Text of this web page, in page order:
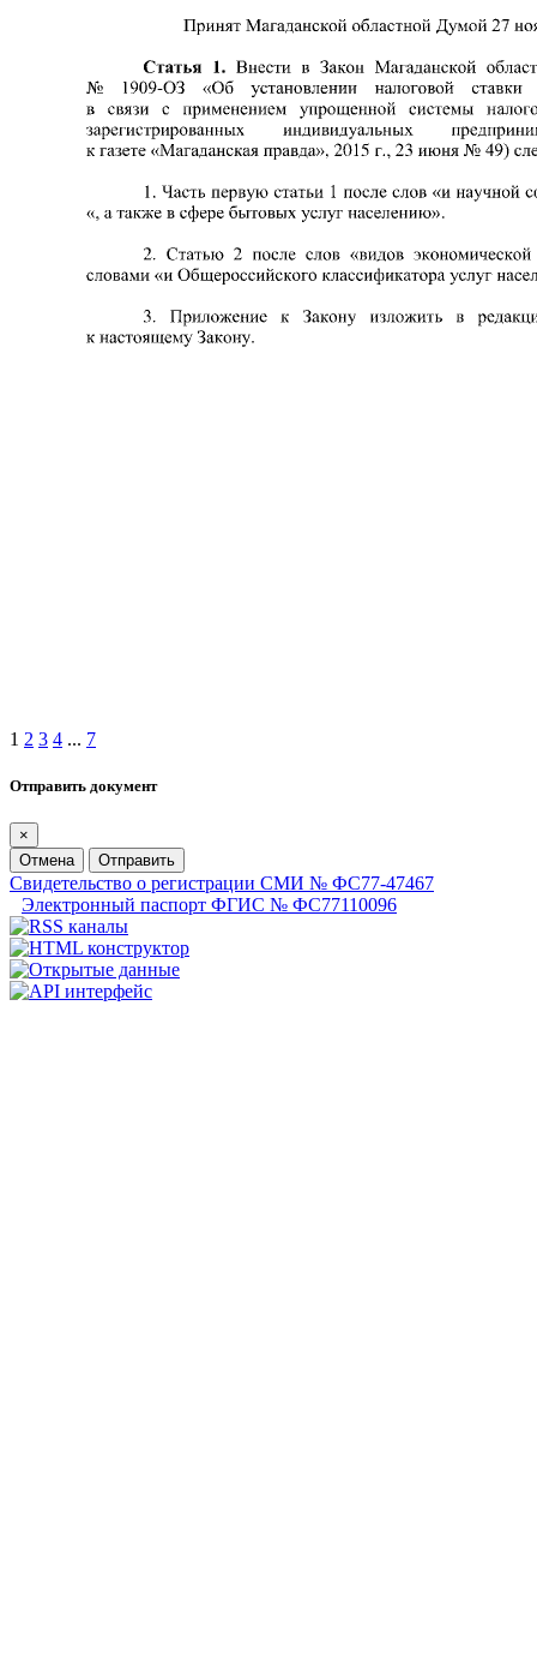
1 2 3 4 ... 7
Отправить документ
×
Отмена
Отправить
Свидетельство о регистрации СМИ № ФС77-47467
Электронный паспорт ФГИС № ФС77110096